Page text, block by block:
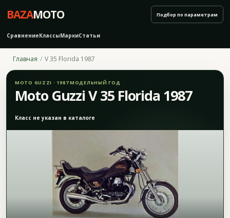
BAZAMOTO
СравнениеКлассыМаркиСтатьи
Подбор по параметрам
Главная V 35 Florida 1987
MOTO GUZZI · 1987 МОДЕЛЬНЫЙ ГОД
Moto Guzzi V 35 Florida 1987
Класс не указан в каталоге